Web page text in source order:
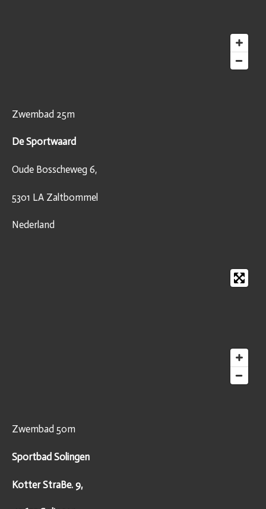
Zwembad 25m
De Sportwaard
Oude Bosscheweg 6,
5301 LA Zaltbommel
Nederland
Zwembad 50m
Sportbad Solingen
Kotter StraBe. 9,